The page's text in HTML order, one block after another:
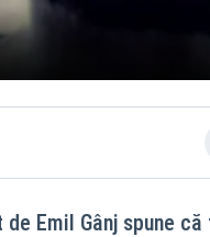
Emil Gânj spune